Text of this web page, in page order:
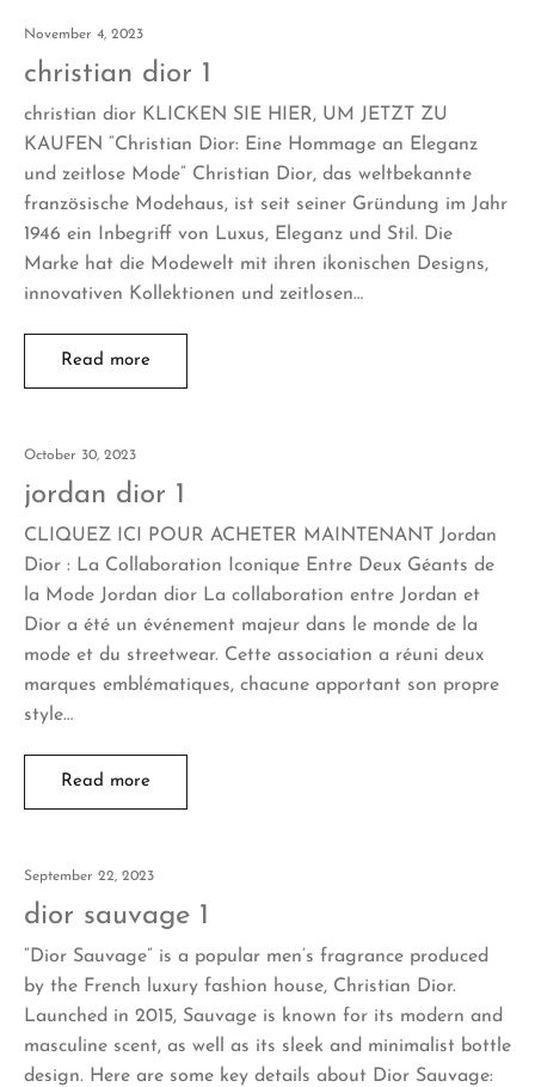
November 4, 2023
christian dior 1
christian dior KLICKEN SIE HIER, UM JETZT ZU
KAUFEN “Christian Dior: Eine Hommage an Eleganz
und zeitlose Mode” Christian Dior, das weltbekannte
französische Modehaus, ist seit seiner Gründung im Jahr
1946 ein Inbegriff von Luxus, Eleganz und Stil. Die
Marke hat die Modewelt mit ihren ikonischen Designs,
innovativen Kollektionen und zeitlosen…
Read more
October 30, 2023
jordan dior 1
CLIQUEZ ICI POUR ACHETER MAINTENANT Jordan
Dior : La Collaboration Iconique Entre Deux Géants de
la Mode Jordan dior La collaboration entre Jordan et
Dior a été un événement majeur dans le monde de la
mode et du streetwear. Cette association a réuni deux
marques emblématiques, chacune apportant son propre
style…
Read more
September 22, 2023
dior sauvage 1
“Dior Sauvage” is a popular men’s fragrance produced
by the French luxury fashion house, Christian Dior.
Launched in 2015, Sauvage is known for its modern and
masculine scent, as well as its sleek and minimalist bottle
design. Here are some key details about Dior Sauvage: